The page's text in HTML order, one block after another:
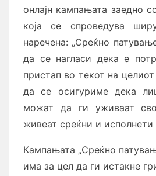
онлајн кампањата заедно
која се спроведува
наречена: „Среќно
да се нагласи дека е
пристап во текот на
да се осигуриме дека
можат да ги уживаат
живеат среќни и
Кампањата „Среќно
има за цел да ги истакне